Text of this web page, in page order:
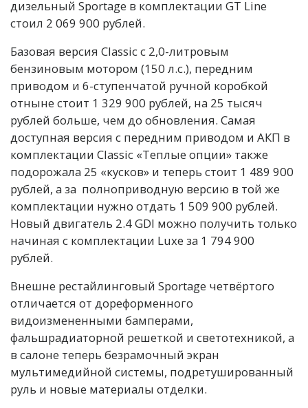
дизельный Sportage в комплектации GT Line
стоил 2 069 900 рублей.
Базовая версия Classic с 2,0-литровым
бензиновым мотором (150 л.с.), передним
приводом и 6-ступенчатой ручной коробкой
отныне стоит 1 329 900 рублей, на 25 тысяч
рублей больше, чем до обновления. Самая
доступная версия с передним приводом и АКП в
комплектации Classic «Теплые опции» также
подорожала 25 «кусков» и теперь стоит 1 489 900
рублей, а за полноприводную версию в той же
комплектации нужно отдать 1 509 900 рублей.
Новый двигатель 2.4 GDI можно получить только
начиная с комплектации Luxe за 1 794 900
рублей.
Внешне рестайлинговый Sportage четвёртого
отличается от дореформенного
видоизмененными бамперами,
фальшрадиаторной решеткой и светотехникой, а
в салоне теперь безрамочный экран
мультимедийной системы, подретушированный
руль и новые материалы отделки.